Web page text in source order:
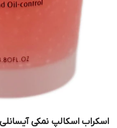
اسکراب اسکالپ نمکی